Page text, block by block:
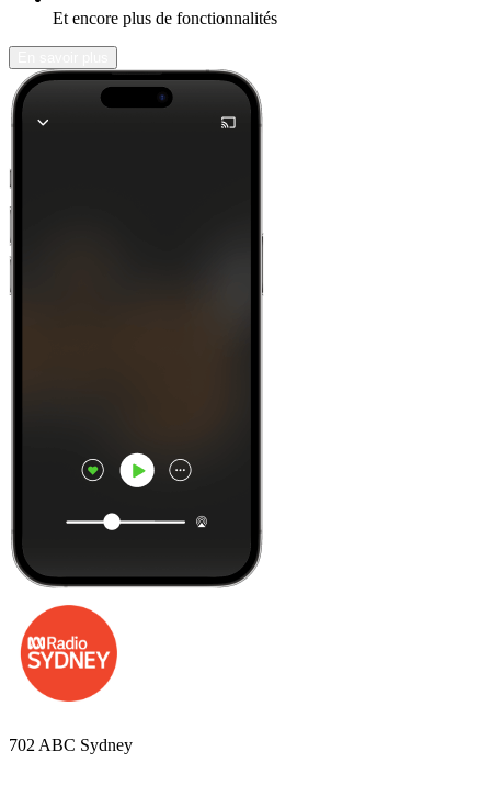
Et encore plus de fonctionnalités
702 ABC Sydney